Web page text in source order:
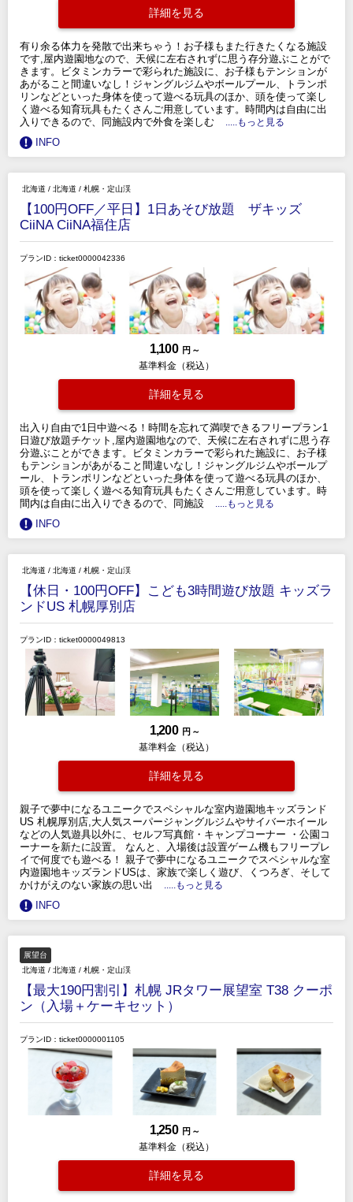
詳細を見る
有り余る体力を発散で出来ちゃう！お子様もまた行きたくなる施設
です,屋内遊園地なので、天候に左右されずに思う存分遊ぶことがで
きます。ビタミンカラーで彩られた施設に、お子様もテンションが
あがること間違いなし！ジャングルジムやボールプール、トランポ
リンなどといった身体を使って遊べる玩具のほか、頭を使って楽し
く遊べる知育玩具もたくさんご用意しています。時間内は自由に出
入りできるので、同施設内で外食を楽しむ
.....もっと見る
INFO
北海道 / 北海道 / 札幌・定山渓
【100円OFF／平日】1日あそび放題 ザキッズ
CiiNA CiiNA福住店
プランID：ticket0000042336
1,100 円 ～
基準料金（税込）
詳細を見る
出入り自由で1日中遊べる！時間を忘れて満喫できるフリープラン1
日遊び放題チケット,屋内遊園地なので、天候に左右されずに思う存
分遊ぶことができます。ビタミンカラーで彩られた施設に、お子様
もテンションがあがること間違いなし！ジャングルジムやボールプ
ール、トランポリンなどといった身体を使って遊べる玩具のほか、
頭を使って楽しく遊べる知育玩具もたくさんご用意しています。時
間内は自由に出入りできるので、同施設
.....もっと見る
INFO
北海道 / 北海道 / 札幌・定山渓
【休日・100円OFF】こども3時間遊び放題 キッズラ
ンドUS 札幌厚別店
プランID：ticket0000049813
1,200 円 ～
基準料金（税込）
詳細を見る
親子で夢中になるユニークでスペシャルな室内遊園地キッズランド
US 札幌厚別店,大人気スーパージャングルジムやサイバーホイール
などの人気遊具以外に、セルフ写真館・キャンプコーナー ・公園コ
ーナーを新たに設置。 なんと、入場後は設置ゲーム機もフリープレ
イで何度でも遊べる！ 親子で夢中になるユニークでスペシャルな室
内遊園地キッズランドUSは、家族で楽しく遊び、くつろぎ、そして
かけがえのない家族の思い出
.....もっと見る
INFO
展望台
北海道 / 北海道 / 札幌・定山渓
【最大190円割引】札幌 JRタワー展望室 T38 クーポ
ン（入場＋ケーキセット）
プランID：ticket0000001105
1,250 円 ～
基準料金（税込）
詳細を見る